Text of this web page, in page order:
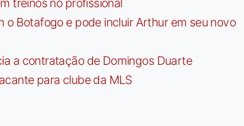
treinos no profissional
o Botafogo e pode incluir Arthur em seu novo
a contratação de Domingos Duarte
para clube da MLS